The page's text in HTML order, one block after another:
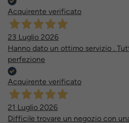
Acquirente verificato
23 Luglio 2026
Hanno dato un ottimo servizio .
perfezione
Acquirente verificato
21 Luglio 2026
Difficile trovare un negozio con